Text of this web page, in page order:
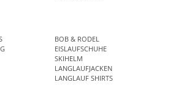
BOB & RODEL
EISLAUFSCHUHE
SKIHELM
LANGLAUFJACKEN
LANGLAUF SHIRTS